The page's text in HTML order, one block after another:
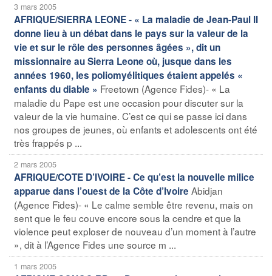
3 mars 2005
AFRIQUE/SIERRA LEONE - « La maladie de Jean-Paul II
donne lieu à un débat dans le pays sur la valeur de la
vie et sur le rôle des personnes âgées », dit un
missionnaire au Sierra Leone où, jusque dans les
années 1960, les poliomyélitiques étaient appelés «
enfants du diable » Freetown (Agence Fides)- « La
maladie du Pape est une occasion pour discuter sur la
valeur de la vie humaine. C’est ce qui se passe ici dans
nos groupes de jeunes, où enfants et adolescents ont été
très frappés p ...
2 mars 2005
AFRIQUE/COTE D’IVOIRE - Ce qu’est la nouvelle milice
apparue dans l’ouest de la Côte d’Ivoire Abidjan
(Agence Fides)- « Le calme semble être revenu, mais on
sent que le feu couve encore sous la cendre et que la
violence peut exploser de nouveau d’un moment à l’autre
», dit à l’Agence Fides une source m ...
1 mars 2005